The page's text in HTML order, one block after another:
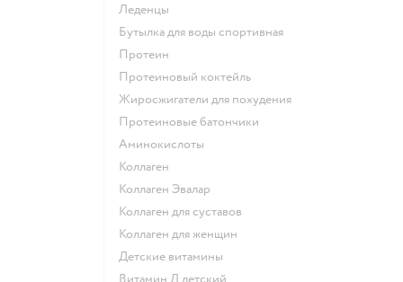
леденцы
Бутылка для воды спортивная
Протеин
Протеиновый коктейль
Жиросжигатели для похудения
Протеиновые батончики
Аминокислоты
Коллаген
Коллаген Эвалар
Коллаген для суставов
Коллаген для женщин
Детские витамины
Витамин Д детский